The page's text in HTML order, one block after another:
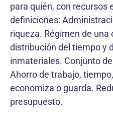
para quién, con recursos
definiciones:
riqueza. Régimen de una
distribución del tiempo y
inmateriales. Conjunto
Ahorro de trabajo,
economiza o guarda.
presupuesto.